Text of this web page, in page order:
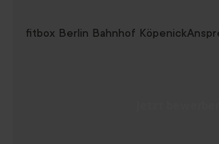
20min Training
fitbox Berlin Bahnhof Köpenick